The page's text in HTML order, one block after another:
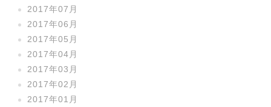
2017年07月
2017年06月
2017年05月
2017年04月
2017年03月
2017年02月
2017年01月